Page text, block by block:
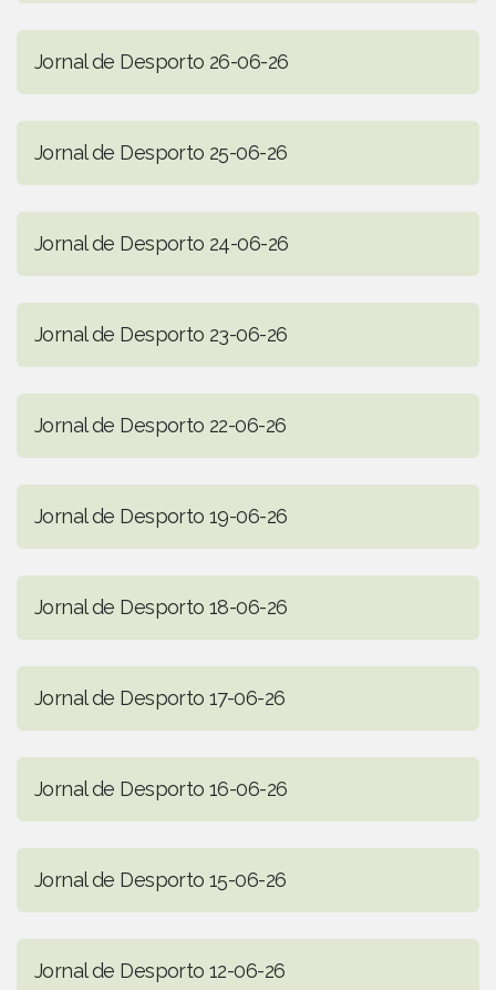
Jornal de Desporto 26-06-26
Jornal de Desporto 25-06-26
Jornal de Desporto 24-06-26
Jornal de Desporto 23-06-26
Jornal de Desporto 22-06-26
Jornal de Desporto 19-06-26
Jornal de Desporto 18-06-26
Jornal de Desporto 17-06-26
Jornal de Desporto 16-06-26
Jornal de Desporto 15-06-26
Jornal de Desporto 12-06-26